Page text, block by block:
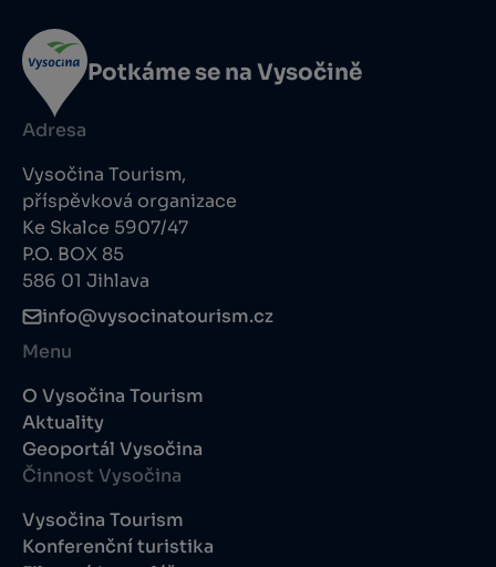
Potkáme se na Vysočině
Adresa
Vysočina Tourism,
příspěvková organizace
Ke Skalce 5907/47
P.O. BOX 85
586 01 Jihlava
info@vysocinatourism.cz
Menu
O Vysočina Tourism
Aktuality
Geoportál Vysočina
Činnost Vysočina
Vysočina Tourism
Konferenční turistika